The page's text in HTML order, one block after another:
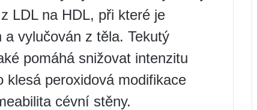
LDL na HDL, při které je
vylučován z těla. Tekutý
pomáhá snižovat intenzitu
klesá peroxidová modifikace
cévní stěny.